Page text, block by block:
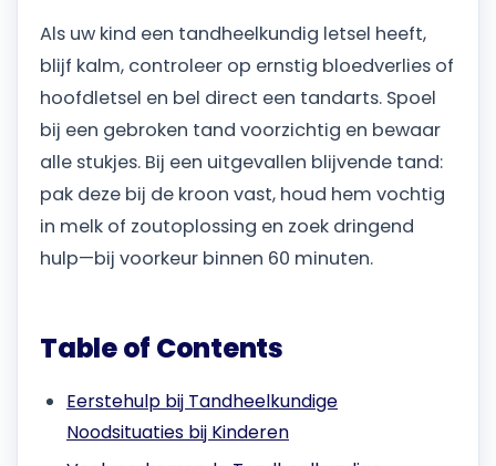
Als uw kind een tandheelkundig letsel heeft,
blijf kalm, controleer op ernstig bloedverlies of
hoofdletsel en bel direct een tandarts. Spoel
bij een gebroken tand voorzichtig en bewaar
alle stukjes. Bij een uitgevallen blijvende tand:
pak deze bij de kroon vast, houd hem vochtig
in melk of zoutoplossing en zoek dringend
hulp—bij voorkeur binnen 60 minuten.
Table of Contents
Eerstehulp bij Tandheelkundige
Noodsituaties bij Kinderen